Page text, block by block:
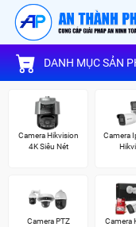
DANH MỤC SẢN
Camera Hikvision
4K Siêu Nét
Camera
Camera PTZ
Camera